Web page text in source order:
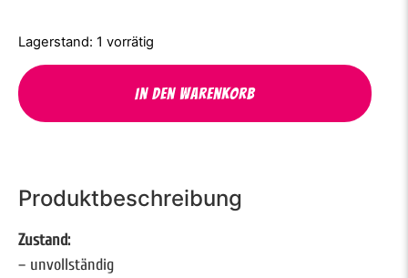
1 vorrätig
In den Warenkorb
Produktbeschreibung
Zustand:
– unvollständig